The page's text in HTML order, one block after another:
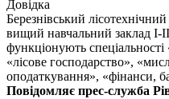
Довідка
Березнівський
вищий навчальний заклад І-
функціонують
«лісове господарство»,
оподаткування», «фінанси,
Повідомляє прес-служба